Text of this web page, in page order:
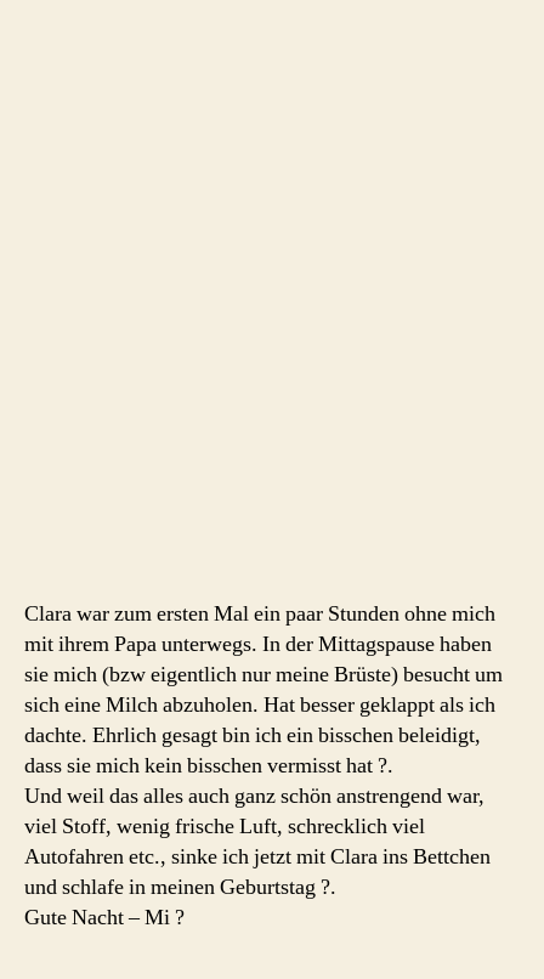
Clara war zum ersten Mal ein paar Stunden ohne mich
mit ihrem Papa unterwegs. In der Mittagspause haben
sie mich (bzw eigentlich nur meine Brüste) besucht um
sich eine Milch abzuholen. Hat besser geklappt als ich
dachte. Ehrlich gesagt bin ich ein bisschen beleidigt,
dass sie mich kein bisschen vermisst hat ?.
Und weil das alles auch ganz schön anstrengend war,
viel Stoff, wenig frische Luft, schrecklich viel
Autofahren etc., sinke ich jetzt mit Clara ins Bettchen
und schlafe in meinen Geburtstag ?.
Gute Nacht – Mi ?